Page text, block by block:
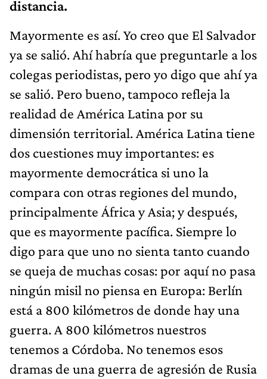
distancia.
Mayormente es así. Yo creo que El Salvador
ya se salió. Ahí habría que preguntarle a los
colegas periodistas, pero yo digo que ahí ya
se salió. Pero bueno, tampoco refleja la
realidad de América Latina por su
dimensión territorial. América Latina tiene
dos cuestiones muy importantes: es
mayormente democrática si uno la
compara con otras regiones del mundo,
principalmente África y Asia; y después,
que es mayormente pacífica. Siempre lo
digo para que uno no sienta tanto cuando
se queja de muchas cosas: por aquí no pasa
ningún misil no piensa en Europa: Berlín
está a 800 kilómetros de donde hay una
guerra. A 800 kilómetros nuestros
tenemos a Córdoba. No tenemos esos
dramas de una guerra de agresión de Rusia